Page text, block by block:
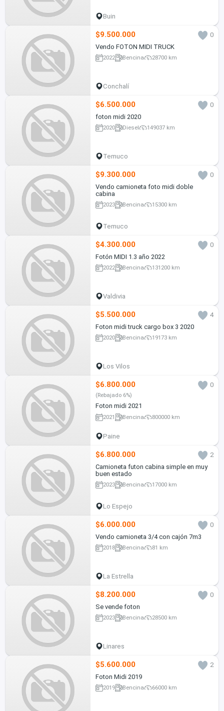
Buin
$9.500.000
0
Vendo FOTON MIDI TRUCK
2022 Bencina 28700 km
Conchalí
$6.500.000
0
foton midi 2020
2020 Diesel 149037 km
Temuco
$9.300.000
0
Vendo camioneta foto midi doble
cabina
2023 Bencina 15300 km
Temuco
$4.300.000
0
Fotón MIDI 1.3 año 2022
2022 Bencina 131200 km
Valdivia
$5.500.000
4
Foton midi truck cargo box 3 2020
2020 Bencina 19173 km
Los Vilos
$6.800.000 0
(Rebajado 6%)
Foton midi 2021
2021 Bencina 800000 km
Paine
$6.800.000
2
Camioneta futon cabina simple en muy
buen estado
2023 Bencina 17000 km
Lo Espejo
$6.000.000
0
Vendo camioneta 3/4 con cajón 7m3
2018 Bencina 81 km
La Estrella
$8.200.000
0
Se vende foton
2023 Bencina 28500 km
Linares
$5.600.000
2
Foton Midi 2019
2019 Bencina 66000 km